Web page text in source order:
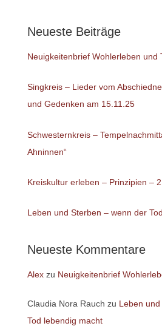
Neueste Beiträge
Neuigkeitenbrief Wohlerleben und
Singkreis – Lieder vom
und Gedenken am 15.11.25
Schwesternkreis –
Ahninnen“
Kreiskultur erleben – Prinzipien –
Leben und Sterben – wenn der
Neueste Kommentare
Alexzu Neuigkeitenbrief
Claudia Nora Rauch zu Leben
Tod lebendig macht